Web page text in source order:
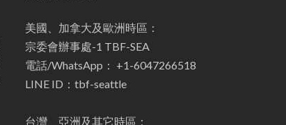
美國、加拿大及歐洲時區：
宗委會辦事處-1 TBF-SEA
電話/WhatsApp： +1-6047266518
LINE ID：tbf-seattle
台灣、亞洲及其它時區：